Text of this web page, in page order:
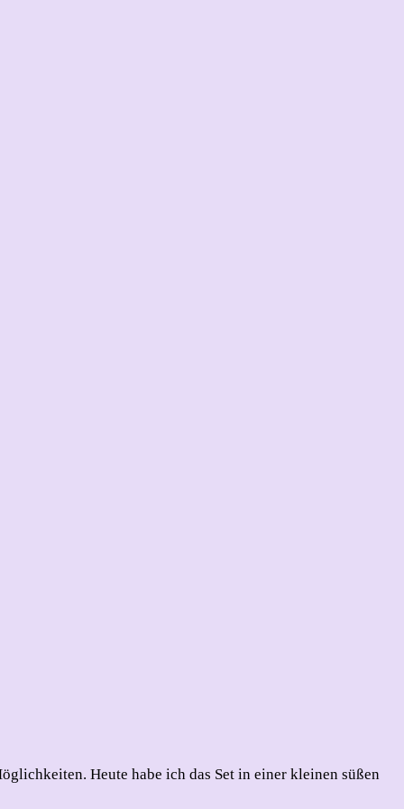
Heute habe ich das Set in einer kleinen süßen